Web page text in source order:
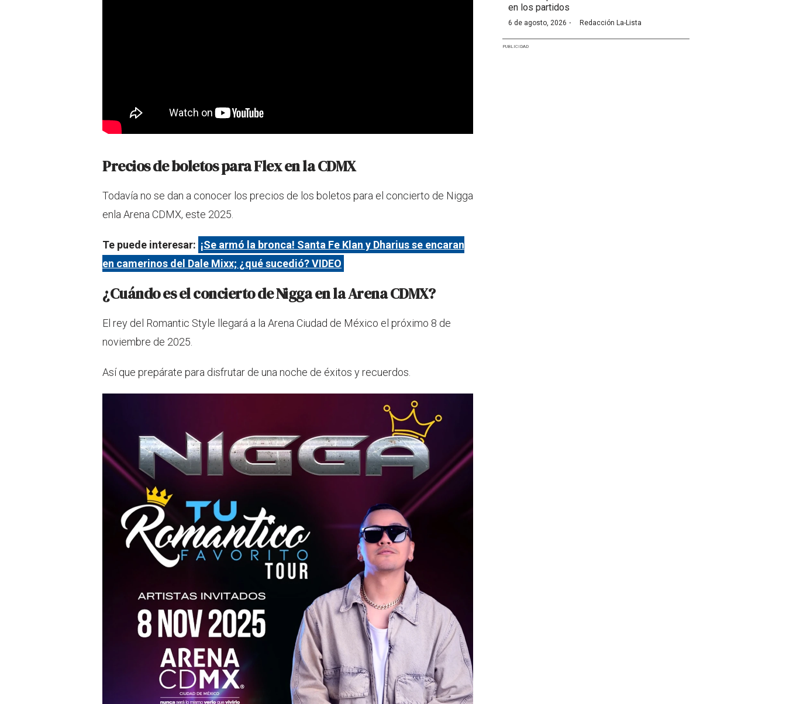
Precios de boletos para Flex en la CDMX
Todavía no se dan a conocer los precios de los boletos para el concierto de Nigga
enla Arena CDMX, este 2025.
Te puede interesar: ¡Se armó la bronca! Santa Fe Klan y Dharius se encaran
en camerinos del Dale Mixx; ¿qué sucedió? VIDEO
¿Cuándo es el concierto de Nigga en la Arena CDMX?
El rey del Romantic Style llegará a la Arena Ciudad de México el próximo 8 de
noviembre de 2025.
Así que prepárate para disfrutar de una noche de éxitos y recuerdos.
en los partidos
6 de agosto, 2026 · Redacción La-Lista
PUBLICIDAD